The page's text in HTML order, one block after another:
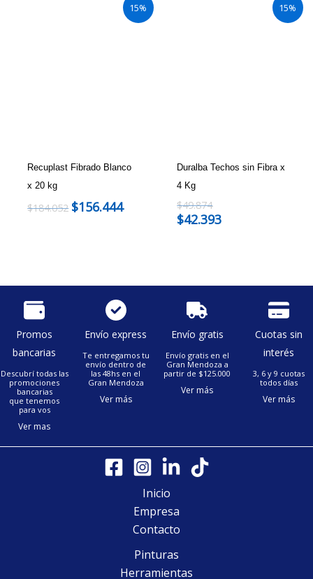
15%
Recuplast Fibrado Blanco
x 20 kg
$184.052 $156.444
15%
Duralba Techos sin Fibra x
4 Kg
$49.874
$42.393
Promos
bancarias
Descubrí todas las
promociones
bancarias
que tenemos
para vos
Ver mas
Envío express
Te entregamos tu
envío dentro de
las 48hs en el
Gran Mendoza
Ver más
Envío gratis
Envío gratis en el
Gran Mendoza a
partir de $125.000
Ver más
Cuotas sin
interés
3, 6 y 9 cuotas
todos días
Ver más
Inicio
Empresa
Contacto
Pinturas
Herramientas